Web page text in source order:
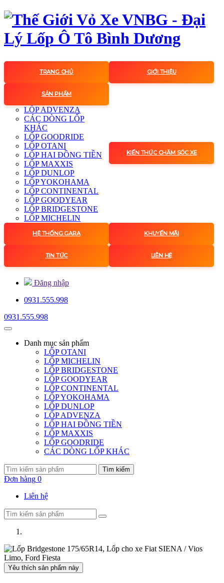
TRANG CHỦ GIỚI THIỆU
SẢN PHẨM
LỐP ADVENZA
CÁC DÒNG LỐP
KHÁC
LỐP GOODRIDE
LỐP OTANI
LỐP HAI ĐỒNG TIỀN
LỐP MAXXIS
LỐP DUNLOP
LỐP YOKOHAMA
LỐP CONTINENTAL
LỐP GOODYEAR
LỐP BRIDGESTONE
LỐP MICHELIN
KIẾN THỨC CHĂM SÓC XE
HỆ THỐNG GARA KHUYẾN MÃI
TIN TỨC LIÊN HỆ
Đăng nhập
0931.555.998
0931.555.998
Danh mục sản phẩm
LỐP OTANI
LỐP MICHELIN
LỐP BRIDGESTONE
LỐP GOODYEAR
LỐP CONTINENTAL
LỐP YOKOHAMA
LỐP DUNLOP
LỐP ADVENZA
LỐP HAI ĐỒNG TIỀN
LỐP MAXXIS
LỐP GOODRIDE
CÁC DÒNG LỐP KHÁC
Tìm kiếm
Đơn hàng 0
Liên hệ
Yêu thích sản phẩm này